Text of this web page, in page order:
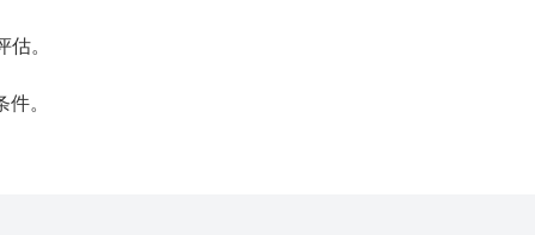
。
。